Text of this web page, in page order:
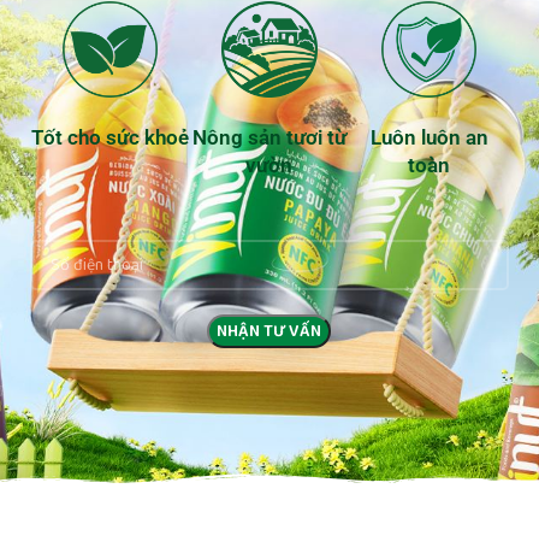
Tốt cho sức khoẻ Nông sản tươi từ
vườn
Luôn luôn an
toàn